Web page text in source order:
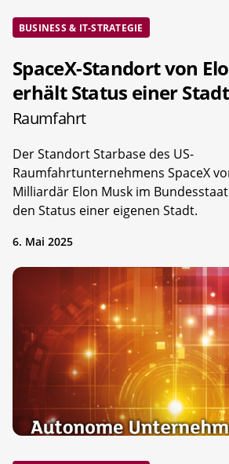
BUSINESS & IT-STRATEGIE
SpaceX-Standort von
erhält Status einer
Raumfahrt
Der Standort Starbase des US-
Raumfahrtunternehmens SpaceX
Milliardär Elon Musk im
den Status einer eigenen Stadt.
6. Mai 2025